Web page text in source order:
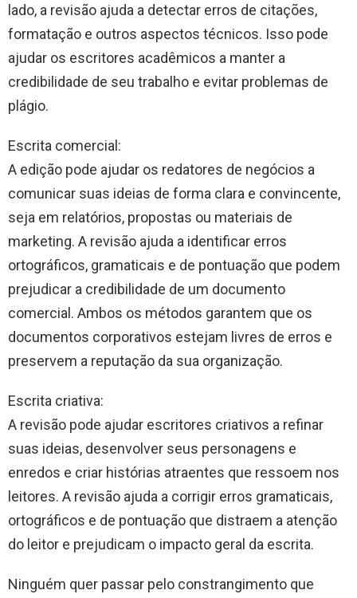
lado, a revisão ajuda a detectar erros de citações,
formatação e outros aspectos técnicos. Isso pode
ajudar os escritores acadêmicos a manter a
credibilidade de seu trabalho e evitar problemas de
plágio.
Escrita comercial:
A edição pode ajudar os redatores de negócios a
comunicar suas ideias de forma clara e convincente,
seja em relatórios, propostas ou materiais de
marketing. A revisão ajuda a identificar erros
ortográficos, gramaticais e de pontuação que podem
prejudicar a credibilidade de um documento
comercial. Ambos os métodos garantem que os
documentos corporativos estejam livres de erros e
preservem a reputação da sua organização.
Escrita criativa:
A revisão pode ajudar escritores criativos a refinar
suas ideias, desenvolver seus personagens e
enredos e criar histórias atraentes que ressoem nos
leitores. A revisão ajuda a corrigir erros gramaticais,
ortográficos e de pontuação que distraem a atenção
do leitor e prejudicam o impacto geral da escrita.
Ninguém quer passar pelo constrangimento que